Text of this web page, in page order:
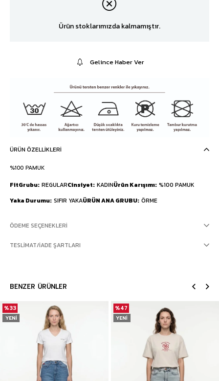
Ürün stoklarımızda kalmamıştır.
Gelince Haber Ver
ÜRÜN ÖZELLIKLERI
%100 PAMUK
FitGrubu REGULARCinsiyet KADINÜrün Karışımı %100 PAMUK
Yaka Durumu SIFIR YAKAÜRÜN ANA GRUBU ÖRME
ÖDEME SEÇENEKLERI
TESLIMAT/İADE ŞARTLARI
BENZER ÜRÜNLER
%33
YENI
%47
YENI